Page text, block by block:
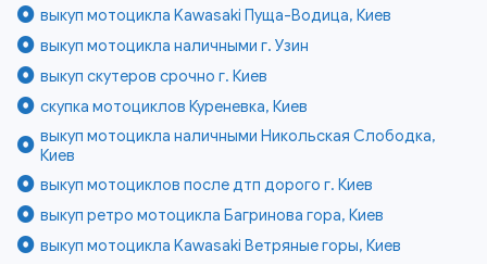
выкуп мотоцикла Kawasaki Пуща-Водица, Киев
выкуп мотоцикла наличными г. Узин
выкуп скутеров срочно г. Киев
скупка мотоциклов Куреневка, Киев
выкуп мотоцикла наличными Никольская Слободка,
Киев
выкуп мотоциклов после дтп дорого г. Киев
выкуп ретро мотоцикла Багринова гора, Киев
выкуп мотоцикла Kawasaki Ветряные горы, Киев